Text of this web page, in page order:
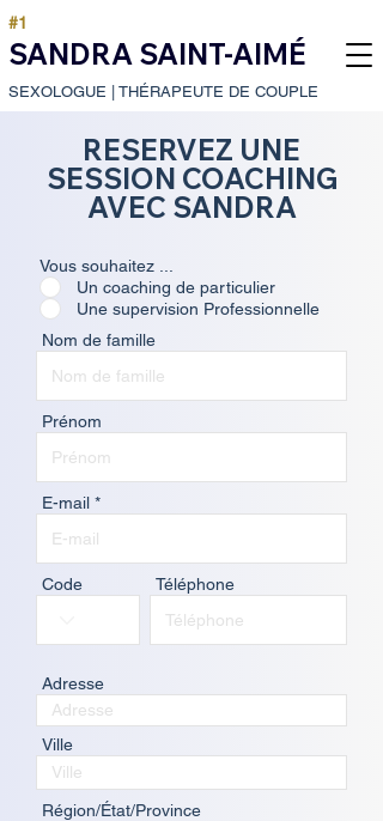
#1
SANDRA SAINT-AIMÉ
SEXOLOGUE THÉRAPEUTE DE COUPLE
RESERVEZ UNE
SESSION COACHING
AVEC SANDRA
Vous souhaitez ...
Un coaching de particulier
Une supervision Professionnelle
Nom de famille
Prénom
E-mail
Code Téléphone
Adresse
Ville
Région/État/Province